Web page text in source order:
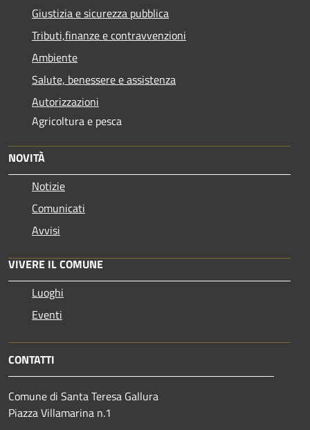
Giustizia e sicurezza pubblica
Tributi,finanze e contravvenzioni
Ambiente
Salute, benessere e assistenza
Autorizzazioni
Agricoltura e pesca
NOVITÀ
Notizie
Comunicati
Avvisi
VIVERE IL COMUNE
Luoghi
Eventi
CONTATTI
Comune di Santa Teresa Gallura
Piazza Villamarina n.1